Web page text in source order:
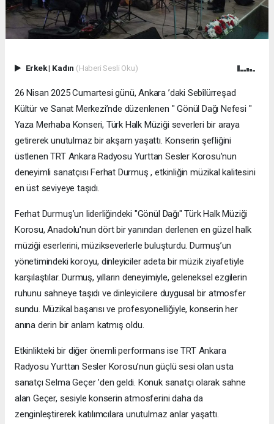
Erkek| Kadın (Haberi Sesli Oku)
26 Nisan 2025 Cumartesi günü, Ankara ’daki Sebîlürreşad
Kültür ve Sanat Merkezi’nde düzenlenen " Gönül Dağı Nefesi "
Yaza Merhaba Konseri, Türk Halk Müziği severleri bir araya
getirerek unutulmaz bir akşam yaşattı. Konserin şefliğini
üstlenen TRT Ankara Radyosu Yurttan Sesler Korosu'nun
deneyimli sanatçısı Ferhat Durmuş , etkinliğin müzikal kalitesini
en üst seviyeye taşıdı.
Ferhat Durmuş’un liderliğindeki "Gönül Dağı" Türk Halk Müziği
Korosu, Anadolu'nun dört bir yanından derlenen en güzel halk
müziği eserlerini, müzikseverlerle buluşturdu. Durmuş’un
yönetimindeki koroyu, dinleyiciler adeta bir müzik ziyafetiyle
karşılaştılar. Durmuş, yılların deneyimiyle, geleneksel ezgilerin
ruhunu sahneye taşıdı ve dinleyicilere duygusal bir atmosfer
sundu. Müzikal başarısı ve profesyonelliğiyle, konserin her
anına derin bir anlam katmış oldu.
Etkinlikteki bir diğer önemli performans ise TRT Ankara
Radyosu Yurttan Sesler Korosu’nun güçlü sesi olan usta
sanatçı Selma Geçer ’den geldi. Konuk sanatçı olarak sahne
alan Geçer, sesiyle konserin atmosferini daha da
zenginleştirerek katılımcılara unutulmaz anlar yaşattı.